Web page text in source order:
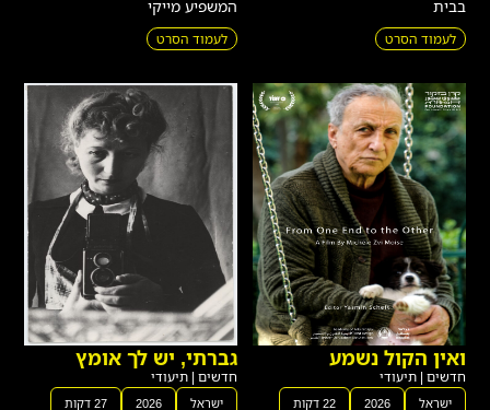
בבית
לעמוד הסרט
המשפיע מייקי
לעמוד הסרט
ואין הקול נשמע
חדשים |תיעודי
ישראל 2026 22 דקות
גברתי, יש לך אומץ
חדשים | תיעודי
ישראל 2026 27 דקות